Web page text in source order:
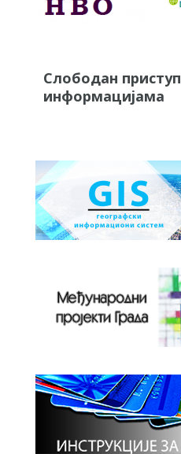
Слободан приступ
информацијама